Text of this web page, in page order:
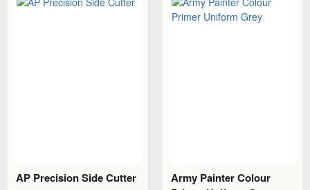
AP Precision Side Cutter
Army Painter Colour